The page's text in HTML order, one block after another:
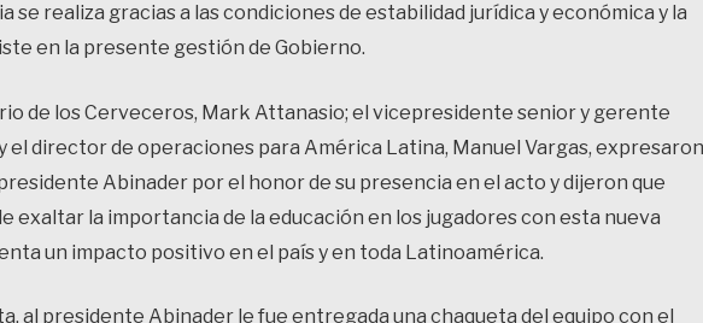
se realiza gracias a las condiciones de estabilidad jurídica y económica y la
en la presente gestión de Gobierno.
de los Cerveceros, Mark Attanasio; el vicepresidente senior y gerente
el director de operaciones para América Latina, Manuel Vargas, expresaron
Abinader por el honor de su presencia en el acto y dijeron que
exaltar la importancia de la educación en los jugadores con esta nueva
un impacto positivo en el país y en toda Latinoamérica.
al presidente Abinader le fue entregada una chaqueta del equipo con el